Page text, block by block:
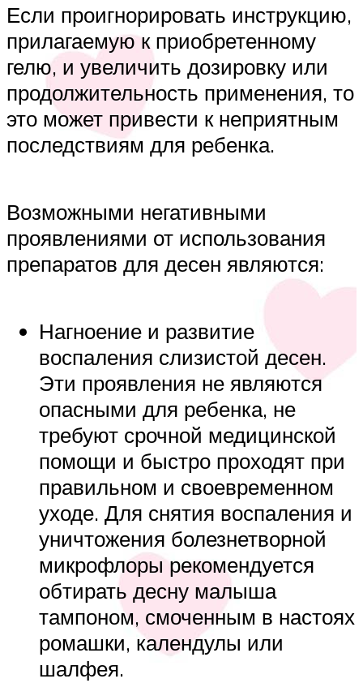
Если проигнорировать инструкцию,
прилагаемую к приобретенному
гелю, и увеличить дозировку или
продолжительность применения, то
это может привести к неприятным
последствиям для ребенка.
Возможными негативными
проявлениями от использования
препаратов для десен являются:
Нагноение и развитие
воспаления слизистой десен.
Эти проявления не являются
опасными для ребенка, не
требуют срочной медицинской
помощи и быстро проходят при
правильном и своевременном
уходе. Для снятия воспаления и
уничтожения болезнетворной
микрофлоры рекомендуется
обтирать десну малыша
тампоном, смоченным в настоях
ромашки, календулы или
шалфея.